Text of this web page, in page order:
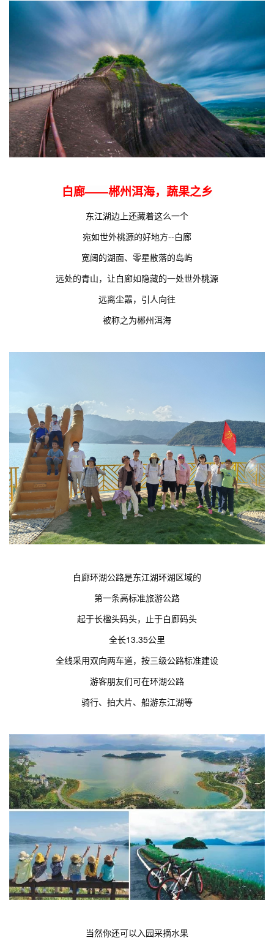
白廊——郴州洱海，蔬果之乡
东江湖边上还藏着这么一个
宛如世外桃源的好地方--白廊
宽阔的湖面、零星散落的岛屿
远处的青山，让白廊如隐藏的一处世外桃源
远离尘嚣，引人向往
被称之为郴州洱海
白廊环湖公路是东江湖环湖区域的
第一条高标准旅游公路
起于长楹头码头，止于白廊码头
全长13.35公里
全线采用双向两车道，按三级公路标准建设
游客朋友们可在环湖公路
骑行、拍大片、船游东江湖等
当然你还可以入园采摘水果